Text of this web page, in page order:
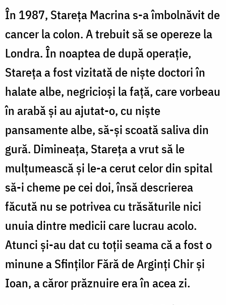
În 1987, Stareţa Macrina s-a îmbolnăvit de
cancer la colon. A trebuit să se opereze la
Londra. În noaptea de după operaţie,
Stareţa a fost vizitată de nişte doctori în
halate albe, negricioşi la faţă, care vorbeau
în arabă şi au ajutat-o, cu nişte
pansamente albe, să-şi scoată saliva din
gură. Dimineaţa, Stareţa a vrut să le
mulţumească şi le-a cerut celor din spital
să-i cheme pe cei doi, însă descrierea
făcută nu se potrivea cu trăsătu­rile nici
unuia dintre medicii care lucrau acolo.
Atunci şi-au dat cu toţii seama că a fost o
minune a Sfinţilor Fără de Arginţi Chir şi
Ioan, a căror prăznuire era în acea zi.